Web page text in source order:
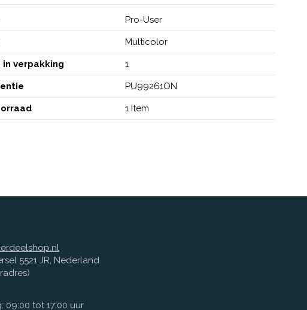
Pro-User
Multicolor
in verpakking 1
PU99261ON
1 Item
5521 JR, Nederland
09:00 tot 17:00 uur